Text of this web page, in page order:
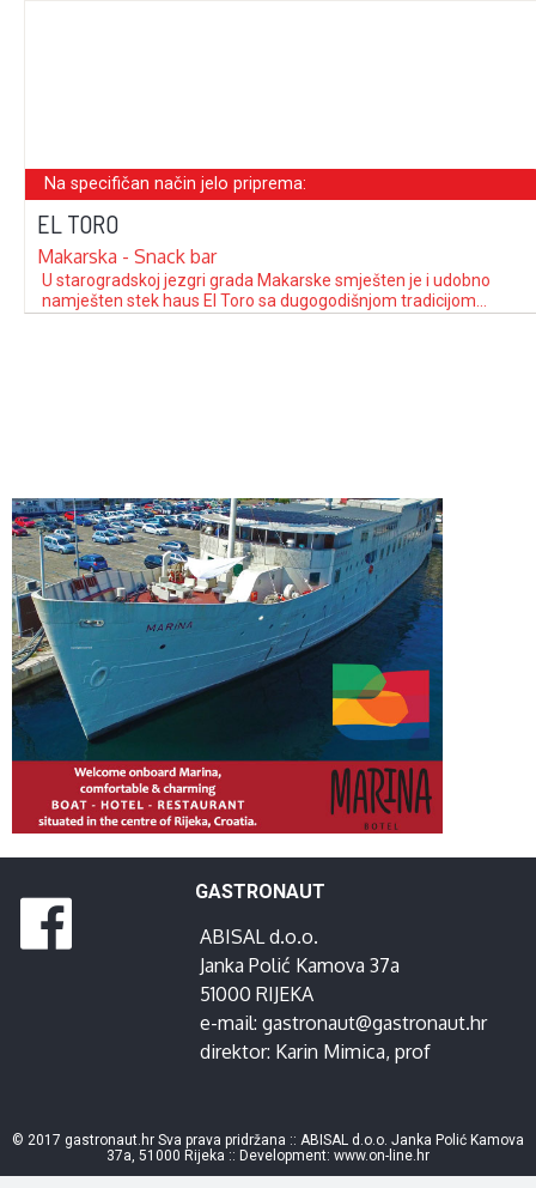
Na specifičan način jelo priprema:
EL TORO
Makarska - Snack bar
U starogradskoj jezgri grada Makarske smješten je i udobno
namješten stek haus El Toro sa dugogodišnjom tradicijom
GASTRONAUT
ABISAL d.o.o.
Janka Polić Kamova 37a
51000 RIJEKA
e-mail: gastronaut@gastronaut.hr
direktor: Karin Mimica, prof
© 2017 gastronaut.hr Sva prava pridržana :: ABISAL d.o.o. Janka Polić Kamova
37a, 51000 Rijeka :: Development: www.on-line.hr